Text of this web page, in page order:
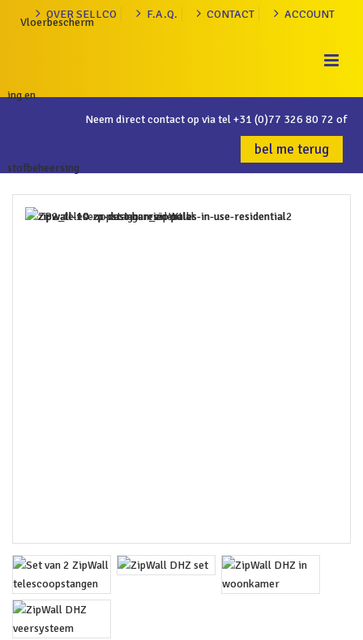
OVER SELLCO F.A.Q. CONTACT ACCOUNT
Neem direct contact op via tel+31 (0)77 326 80 72 of
bel me terug